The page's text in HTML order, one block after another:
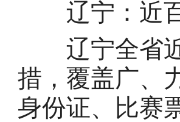
辽宁：近百
辽宁全省近
措，覆盖广、
身份证、比赛